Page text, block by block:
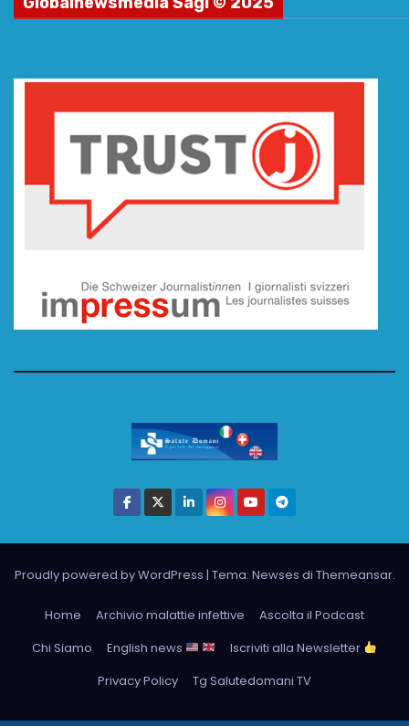
Proudly powered by WordPress | Tema: Newses di Themeansar.
Home Archivio malattie infettive
Ascolta il Podcast
Chi Siamo
English news
Iscriviti alla Newsletter
Privacy Policy
Tg Salutedomani TV